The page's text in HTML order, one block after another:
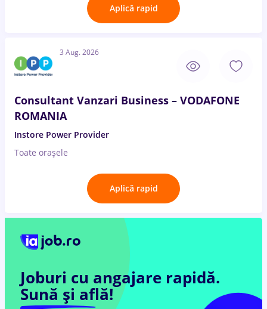
Aplică rapid
3 Aug. 2026
Consultant Vanzari Business – VODAFONE
ROMANIA
Instore Power Provider
Toate oraşele
Aplică rapid
Joburi cu angajare rapidă.
Sună și află!